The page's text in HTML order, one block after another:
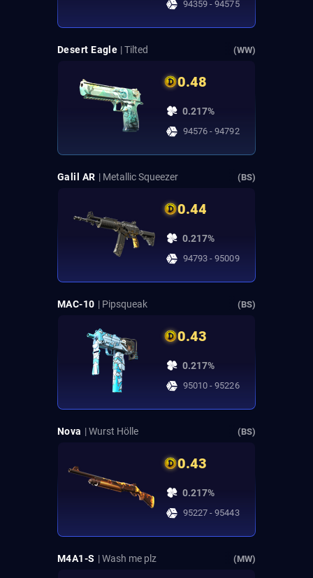
94359 - 94575
Desert Eagle | Tilted (WW)
0.48
0.217%
94576 - 94792
Galil AR | Metallic Squeezer (BS)
0.44
0.217%
94793 - 95009
MAC-10 | Pipsqueak (BS)
0.43
0.217%
95010 - 95226
Nova | Wurst Hölle (BS)
0.43
0.217%
95227 - 95443
M4A1-S | Wash me plz (MW)